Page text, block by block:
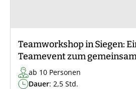
Teamworkshop in Siegen:
Teamevent zum
ab 10 Personen
Dauer: 2,5 Std.